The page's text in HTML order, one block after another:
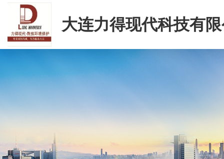
大连力得现代科技有